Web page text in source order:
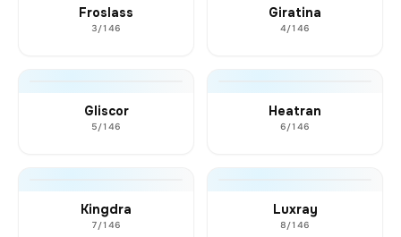
Froslass
3/146
Giratina
4/146
Gliscor
5/146
Heatran
6/146
Kingdra
7/146
Luxray
8/146